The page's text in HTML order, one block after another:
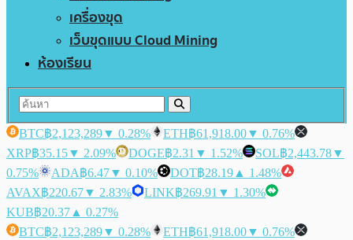
เครื่องขุด
เว็บขุดแบบ Cloud Mining
ห้องเรียน
BTC฿2,123,289▼ 0.28% ETH฿61,918.00▼ 0.76%
XRP฿35.15▼ 2.09% DOGE฿2.31 ▼ 1.52% SOL฿2,443.78▼
0.75%
ADA฿6.47▼ 0.10% DOT฿28.19 ▲ 1.48%
AVAX฿220.67▼ 2.83% LINK฿269.91 ▼ 1.30%
KUB฿20.37 ▲ 0.27%
BTC฿2,123,289▼ 0.28% ETH฿61,918.00▼ 0.76%